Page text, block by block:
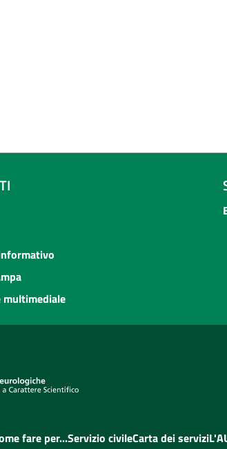
multimediale
fare per...Servizio civileCarta dei servizi